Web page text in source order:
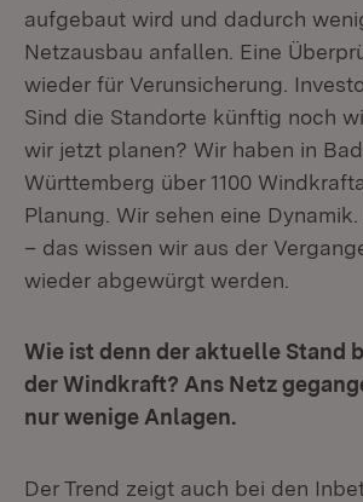
aufgebaut wird und dadurch
Netzausbau anfallen. Eine
wieder für Verunsicherung.
Sind die Standorte künftig noch
wir jetzt planen? Wir haben in
Württemberg über 1100
Planung. Wir sehen eine
– das wissen wir aus der
wieder abgewürgt werden.
Wie ist denn der aktuelle Stand
der Windkraft? Ans Netz
nur wenige Anlagen.
Der Trend zeigt auch bei den